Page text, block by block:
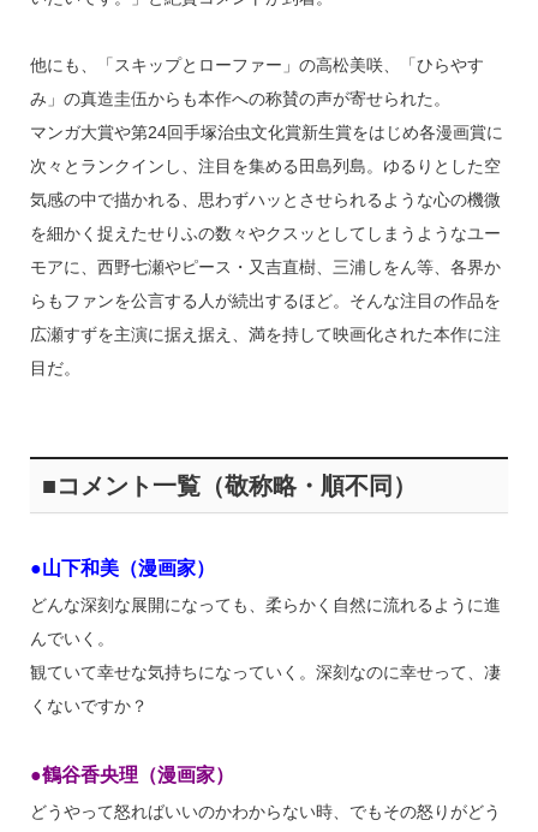
他にも、「スキップとローファー」の高松美咲、「ひらやす
み」の真造圭伍からも本作への称賛の声が寄せられた。
マンガ大賞や第24回手塚治虫文化賞新生賞をはじめ各漫画賞に
次々とランクインし、注目を集める田島列島。ゆるりとした空
気感の中で描かれる、思わずハッとさせられるような心の機微
を細かく捉えたせりふの数々やクスッとしてしまうようなユー
モアに、西野七瀬やピース・又吉直樹、三浦しをん等、各界か
らもファンを公言する人が続出するほど。そんな注目の作品を
広瀬すずを主演に据え据え、満を持して映画化された本作に注
目だ。
■コメント一覧（敬称略・順不同）
●山下和美（漫画家）
どんな深刻な展開になっても、柔らかく自然に流れるように進
んでいく。
観ていて幸せな気持ちになっていく。深刻なのに幸せって、凄
くないですか？
●鶴谷香央理（漫画家）
どうやって怒ればいいのかわからない時、でもその怒りがどう